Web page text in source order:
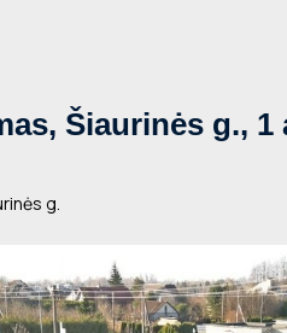
Šiaurinės g., 1
g.